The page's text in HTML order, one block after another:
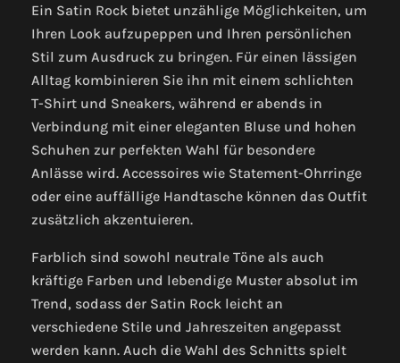
Ein Satin Rock bietet unzählige Möglichkeiten, um
Ihren Look aufzupeppen und Ihren persönlichen
Stil zum Ausdruck zu bringen. Für einen lässigen
Alltag kombinieren Sie ihn mit einem schlichten
T-Shirt und Sneakers, während er abends in
Verbindung mit einer eleganten Bluse und hohen
Schuhen zur perfekten Wahl für besondere
Anlässe wird. Accessoires wie Statement-Ohrringe
oder eine auffällige Handtasche können das Outfit
zusätzlich akzentuieren.
Farblich sind sowohl neutrale Töne als auch
kräftige Farben und lebendige Muster absolut im
Trend, sodass der Satin Rock leicht an
verschiedene Stile und Jahreszeiten angepasst
werden kann. Auch die Wahl des Schnitts spielt